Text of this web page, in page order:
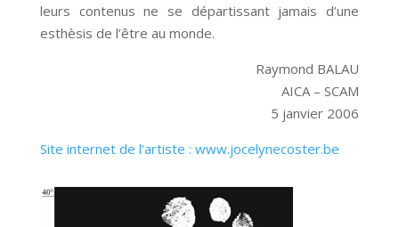
leurs contenus ne se départissant jamais d’une
esthèsis de l’être au monde.
Raymond BALAU
AICA – SCAM
5 janvier 2006
Site internet de l’artiste : www.jocelynecoster.be